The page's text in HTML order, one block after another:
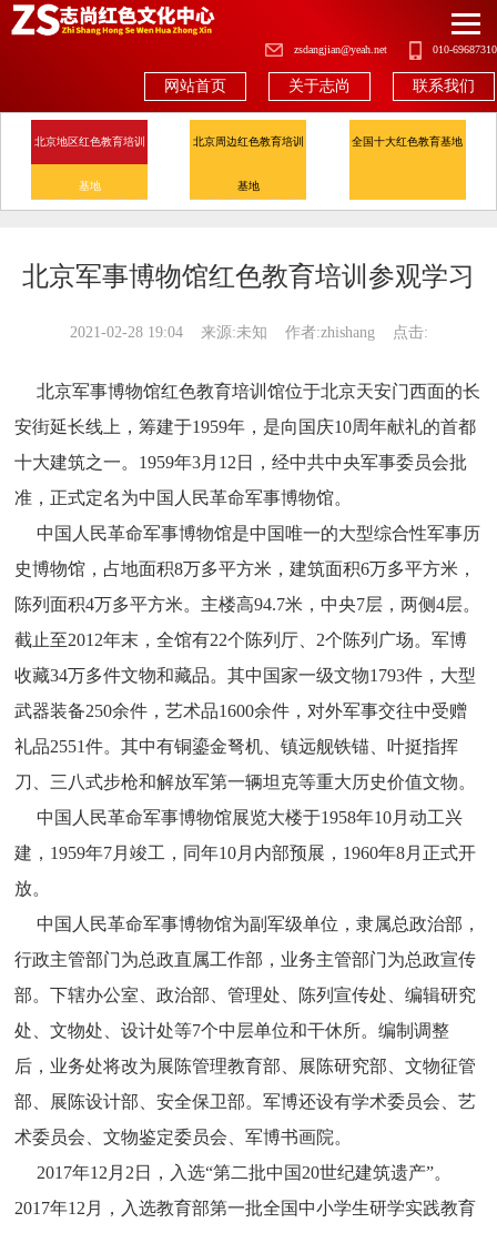
zsdangjian@yeah.net 010-69687310
网站首页 关于志尚 联系我们
北京地区红色教育培训
基地
北京周边红色教育培训
基地
全国十大红色教育基地
北京军事博物馆红色教育培训参观学习
2021-02-28 19:04来源:未知 作者:zhishang 点击:
北京军事博物馆红色教育培训馆位于北京天安门西面的长
安街延长线上，筹建于1959年，是向国庆10周年献礼的首都
十大建筑之一。1959年3月12日，经中共中央军事委员会批
准，正式定名为中国人民革命军事博物馆。
中国人民革命军事博物馆是中国唯一的大型综合性军事历
史博物馆，占地面积8万多平方米，建筑面积6万多平方米，
陈列面积4万多平方米。主楼高94.7米，中央7层，两侧4层。
截止至2012年末，全馆有22个陈列厅、2个陈列广场。军博
收藏34万多件文物和藏品。其中国家一级文物1793件，大型
武器装备250余件，艺术品1600余件，对外军事交往中受赠
礼品2551件。其中有铜鎏金弩机、镇远舰铁锚、叶挺指挥
刀、三八式步枪和解放军第一辆坦克等重大历史价值文物。
中国人民革命军事博物馆展览大楼于1958年10月动工兴
建，1959年7月竣工，同年10月内部预展，1960年8月正式开
放。
中国人民革命军事博物馆为副军级单位，隶属总政治部，
行政主管部门为总政直属工作部，业务主管部门为总政宣传
部。下辖办公室、政治部、管理处、陈列宣传处、编辑研究
处、文物处、设计处等7个中层单位和干休所。编制调整
后，业务处将改为展陈管理教育部、展陈研究部、文物征管
部、展陈设计部、安全保卫部。军博还设有学术委员会、艺
术委员会、文物鉴定委员会、军博书画院。
2017年12月2日，入选“第二批中国20世纪建筑遗产”。
2017年12月，入选教育部第一批全国中小学生研学实践教育